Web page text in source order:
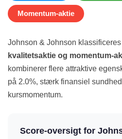
Momentum-aktie
Johnson & Johnson
kvalitetsaktie og momentum-
kombinerer flere attraktive
på 2.0%, stærk finansiel
kursmomentum.
Score-oversigt for